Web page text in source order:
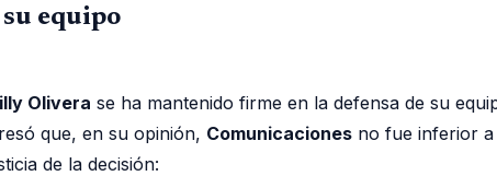
equipo
Olivera se ha mantenido firme en la defensa de su
que, en su opinión, Comunicaciones no fue inferior a
de la decisión: